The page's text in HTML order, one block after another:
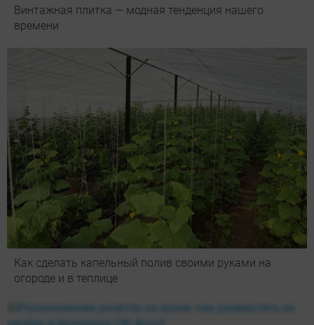
Винтажная плитка — модная тенденция нашего
времени
Как сделать капельный полив своими руками на
огороде и в теплице